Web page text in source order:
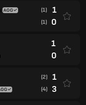
(1) 1
(1) 0
1
0
(2) 1
(4) 3